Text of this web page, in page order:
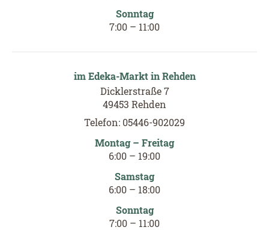
Sonntag
7:00 – 11:00
im Edeka-Markt in Rehden
Dicklerstraße 7
49453 Rehden
Telefon: 05446-902029
Montag – Freitag
6:00 – 19:00
Samstag
6:00 – 18:00
Sonntag
7:00 – 11:00